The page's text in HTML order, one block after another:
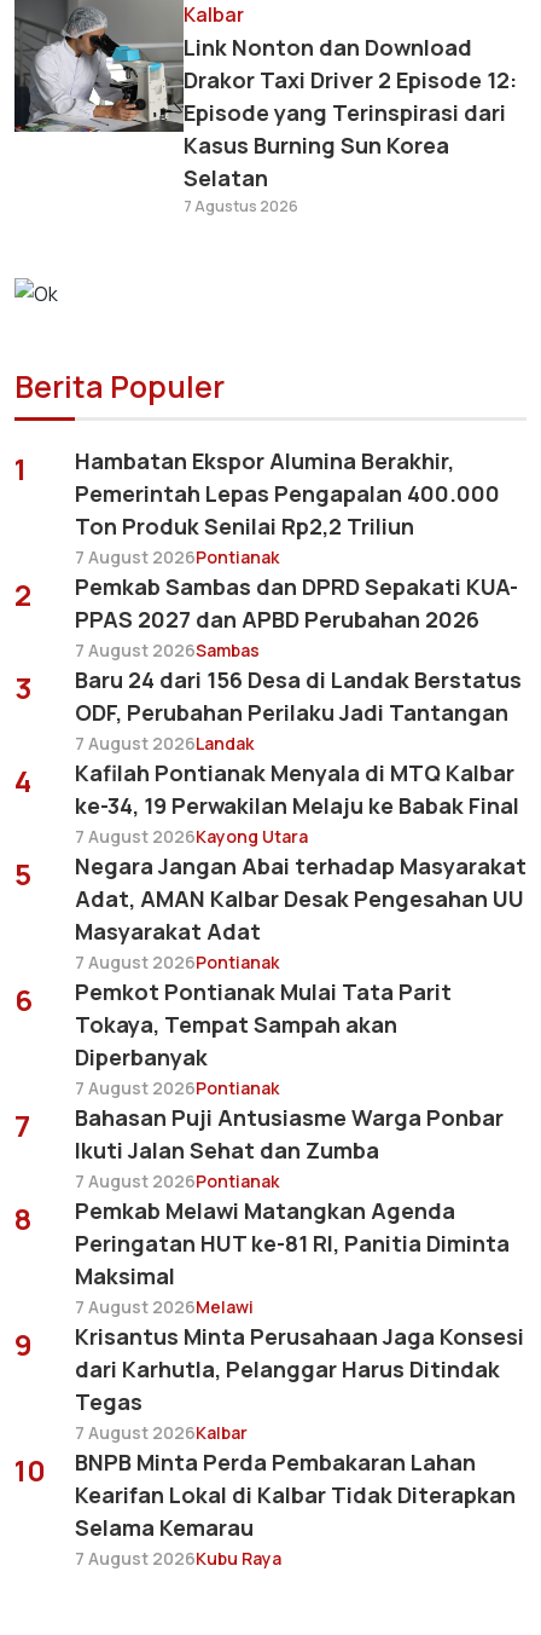
Kalbar
Link Nonton dan Download
Drakor Taxi Driver 2 Episode 12:
Episode yang Terinspirasi dari
Kasus Burning Sun Korea
Selatan
7 Agustus 2026
Berita Populer
1
Hambatan Ekspor Alumina Berakhir,
Pemerintah Lepas Pengapalan 400.000
Ton Produk Senilai Rp2,2 Triliun
7 August 2026Pontianak
2
Pemkab Sambas dan DPRD Sepakati KUA-
PPAS 2027 dan APBD Perubahan 2026
7 August 2026Sambas
3
Baru 24 dari 156 Desa di Landak Berstatus
ODF, Perubahan Perilaku Jadi Tantangan
7 August 2026Landak
4
Kafilah Pontianak Menyala di MTQ Kalbar
ke-34, 19 Perwakilan Melaju ke Babak Final
7 August 2026Kayong Utara
5
Negara Jangan Abai terhadap Masyarakat
Adat, AMAN Kalbar Desak Pengesahan UU
Masyarakat Adat
7 August 2026Pontianak
6
Pemkot Pontianak Mulai Tata Parit
Tokaya, Tempat Sampah akan
Diperbanyak
7 August 2026Pontianak
7
Bahasan Puji Antusiasme Warga Ponbar
Ikuti Jalan Sehat dan Zumba
7 August 2026Pontianak
8
Pemkab Melawi Matangkan Agenda
Peringatan HUT ke-81 RI, Panitia Diminta
Maksimal
7 August 2026Melawi
9
Krisantus Minta Perusahaan Jaga Konsesi
dari Karhutla, Pelanggar Harus Ditindak
Tegas
7 August 2026Kalbar
10
BNPB Minta Perda Pembakaran Lahan
Kearifan Lokal di Kalbar Tidak Diterapkan
Selama Kemarau
7 August 2026Kubu Raya